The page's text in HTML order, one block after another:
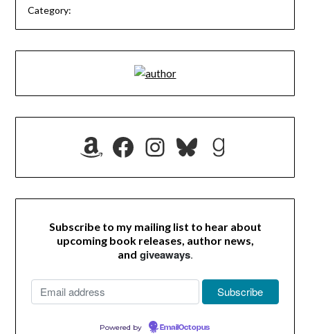
Category:
Amazon
Facebook
Instagram
Bluesky
Subscribe to my mailing list to hear about
upcoming book releases, author news,
and giveaways.
Powered by EmailOctopus